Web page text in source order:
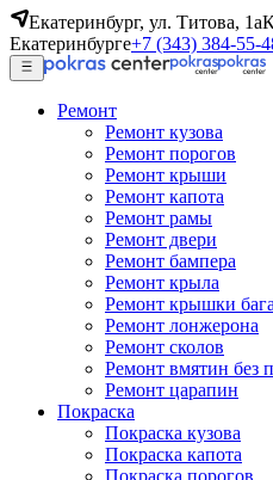
Екатеринбург, ул. Титова, 1а
Екатеринбурге+7 (343) 384-55-
Ремонт
Ремонт кузова
Ремонт порогов
Ремонт крыши
Ремонт капота
Ремонт рамы
Ремонт двери
Ремонт бампера
Ремонт крыла
Ремонт крышки
Ремонт лонжерона
Ремонт сколов
Ремонт вмятин без
Ремонт царапин
Покраска
Покраска кузова
Покраска капота